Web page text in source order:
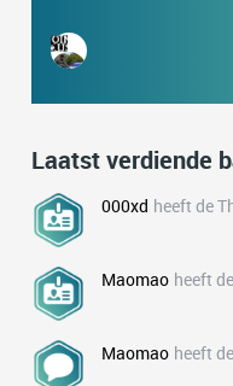
Laatst verdiende
000xd heeft de
Maomao heeft
Maomao heeft